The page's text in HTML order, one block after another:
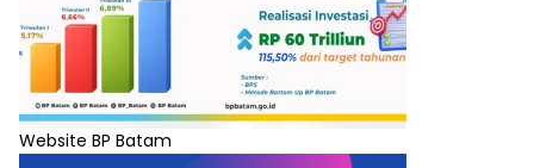
Website BP Batam